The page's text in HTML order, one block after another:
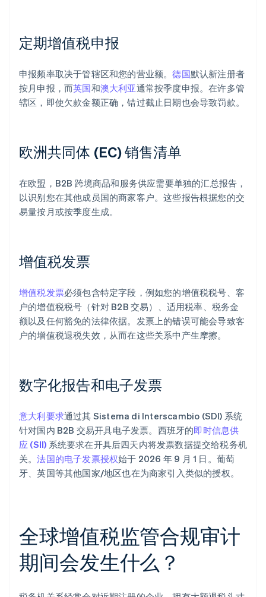
定期增值税申报
申报频率取决于管辖区和您的营业额。德国默认新注册者
按月申报，而英国和澳大利亚通常按季度申报。在许多管
辖区，即使欠款金额正确，错过截止日期也会导致罚款。
欧洲共同体 (EC) 销售清单
在欧盟，B2B 跨境商品和服务供应需要单独的汇总报告，
以识别您在其他成员国的商家客户。这些报告根据您的交
易量按月或按季度生成。
增值税发票
增值税发票必须包含特定字段，例如您的增值税税号、客
户的增值税税号（针对 B2B 交易）、适用税率、税务金
额以及任何豁免的法律依据。发票上的错误可能会导致客
户的增值税退税失效，从而在这些关系中产生摩擦。
数字化报告和电子发票
意大利要求通过其 Sistema di Interscambio (SDI) 系统
针对国内 B2B 交易开具电子发票。西班牙的即时信息供
应 (SII) 系统要求在开具后四天内将发票数据提交给税务机
关。法国的电子发票授权始于 2026 年 9 月 1 日。葡萄
牙、英国等其他国家/地区也在为商家引入类似的授权。
全球增值税监管合规审计
期间会发生什么？